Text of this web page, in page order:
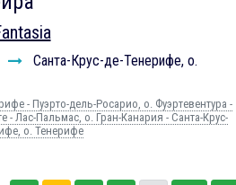
Санта-Крус-де-Тенерифе, о.
- Пуэрто-дель-Росарио, о. Фуэртевентура -
Лас-Пальмас, о. Гран-Канария - Санта-Крус-
о. Тенерифе